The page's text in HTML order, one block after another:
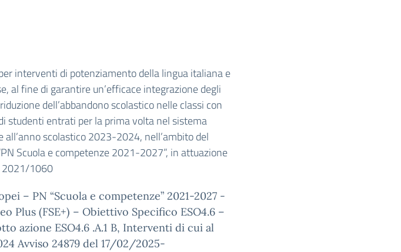
interventi di potenziamento della lingua italiana e
al fine di garantire un’efficace integrazione degli
dell’abbandono scolastico nelle classi con
studenti entrati per la prima volta nel sistema
scolastico 2023-2024, nell’ambito del
Scuola e competenze 2021-2027”, in attuazione
2021/1060
– PN “Scuola e competenze” 2021-2027 -
Plus (FSE+) – Obiettivo Specifico ESO4.6 –
azione ESO4.6 .A.1 B, Interventi di cui al
Avviso 24879 del 17/02/2025-